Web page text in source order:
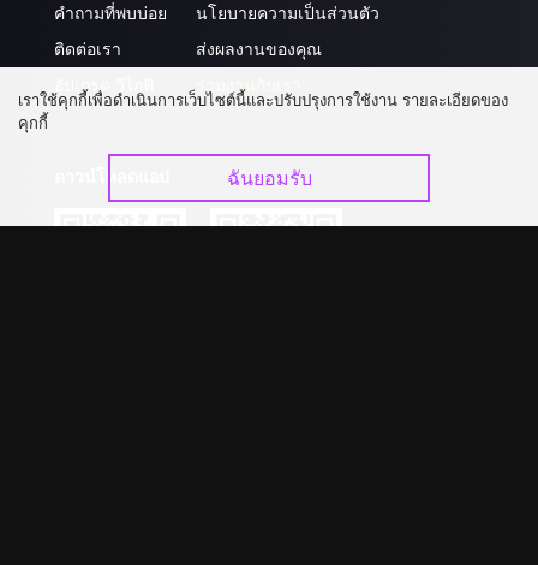
คำถามที่พบบ่อย
ติดต่อเรา
อัปเกรด วีไอพี
นโยบายความเป็นส่วนตัว
ส่งผลงานของคุณ
ร่วมงานกับเรา
เราใช้คุกกี้เพื่อดำเนินการเว็บไซต์นี้และปรับปรุงการใช้งาน รายละเอียดของ
คุกกี้
ฉันยอมรับ